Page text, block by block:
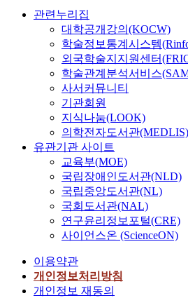
관련누리집
대학공개강의(KOCW)
학술정보통계시스템
외국학술지지원센터
학술관계분석서비스
사서커뮤니티
기관회원
지식나눔(LOOK)
의학전자도서관(MEDLIS)
유관기관 사이트
교육부(MOE)
국립장애인도서관(NLD)
국립중앙도서관(NL)
국회도서관(NAL)
연구윤리정보포털(CRE)
사이언스온 (ScienceON)
이용약관
개인정보처리방침
개인정보 재동의